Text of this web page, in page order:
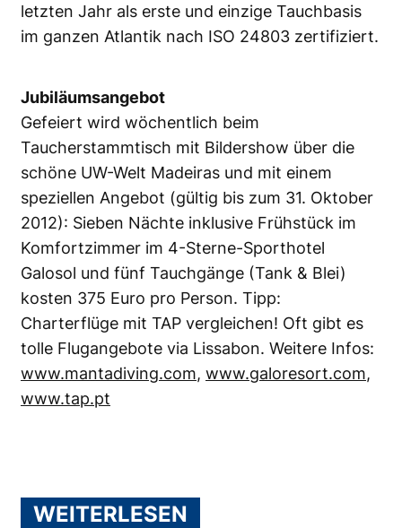
letzten Jahr als erste und einzige Tauchbasis
im ganzen Atlantik nach ISO 24803 zertifiziert.
Jubiläumsangebot
Gefeiert wird wöchentlich beim
Taucherstammtisch mit Bildershow über die
schöne UW-Welt Madeiras und mit einem
speziellen Angebot (gültig bis zum 31. Oktober
2012): Sieben Nächte inklusive Frühstück im
Komfortzimmer im 4-Sterne-Sporthotel
Galosol und fünf Tauchgänge (Tank & Blei)
kosten 375 Euro pro Person. Tipp:
Charterflüge mit TAP vergleichen! Oft gibt es
tolle Flugangebote via Lissabon. Weitere Infos:
www.mantadiving.com, www.galoresort.com,
www.tap.pt
WEITERLESEN